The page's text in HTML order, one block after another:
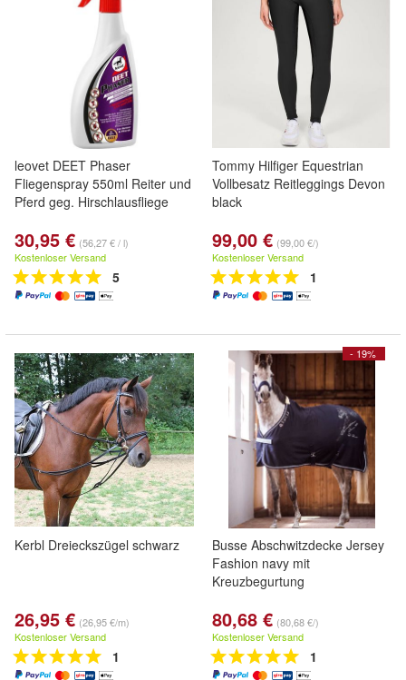
leovet DEET Phaser
Fliegenspray 550ml Reiter und
Pferd geg. Hirschlausfliege
30,95 € (56,27 € / l)
Kostenloser Versand
5
Tommy Hilfiger Equestrian
Vollbesatz Reitleggings Devon
black
99,00 € (99,00 €/)
Kostenloser Versand
1
Kerbl Dreieckszügel schwarz
26,95 € (26,95 €/m)
Kostenloser Versand
1
- 19%
Busse Abschwitzdecke Jersey
Fashion navy mit
Kreuzbegurtung
80,68 € (80,68 €/)
Kostenloser Versand
1